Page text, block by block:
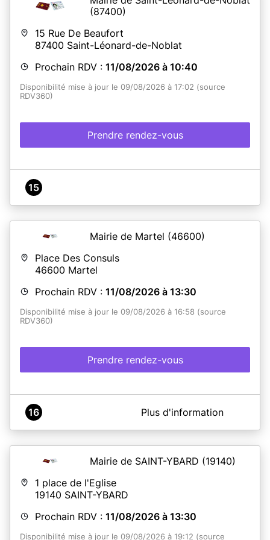
(87400)
15 Rue De Beaufort
87400 Saint-Léonard-de-Noblat
Prochain RDV : 11/08/2026 à 10:40
Disponibilité mise à jour le 09/08/2026 à 17:02 (source
RDV360)
Prendre rendez-vous
15
Mairie de Martel (46600)
Place Des Consuls
46600 Martel
Prochain RDV : 11/08/2026 à 13:30
Disponibilité mise à jour le 09/08/2026 à 16:58 (source
RDV360)
Prendre rendez-vous
A propos de Mairie de MARTEL
13h30 à 17h et les mercredi et vendredi de 9h à 12h
Les remises de titre se font sans rendez-vous aux
horaires d'ouverture au public de la Mairie.
DANS TOUS LES CAS, VOUS DEVEZ FOURNIR :
*Formulaire de pré-demande :
l’imprimer
16 Plus d'information
Mairie de SAINT-YBARD (19140)
1 place de l'Eglise
19140 SAINT-YBARD
Prochain RDV : 11/08/2026 à 13:30
Disponibilité mise à jour le 09/08/2026 à 19:12 (source